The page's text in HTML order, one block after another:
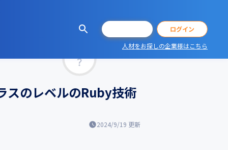
ログイン
人材をお探しの企業様はこちら
スのレベルのRuby技術
2024/9/19 更新